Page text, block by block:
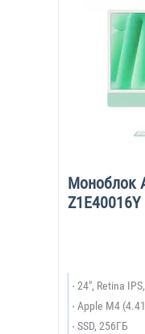
Моноблок
24", Retina
Apple M4
SSD, 256ГБ